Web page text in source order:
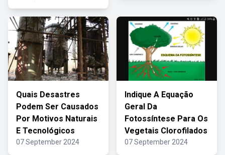
Quais Desastres
Podem Ser Causados
Por Motivos Naturais
E Tecnológicos
07 September 2024
Indique A Equação
Geral Da
Fotossíntese Para Os
Vegetais Clorofilados
07 September 2024